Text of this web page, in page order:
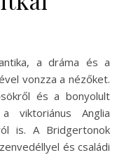
vonzza a nézőket.
és a bonyolult
viktoriánus Anglia
is. A Bridgertonok
és családi